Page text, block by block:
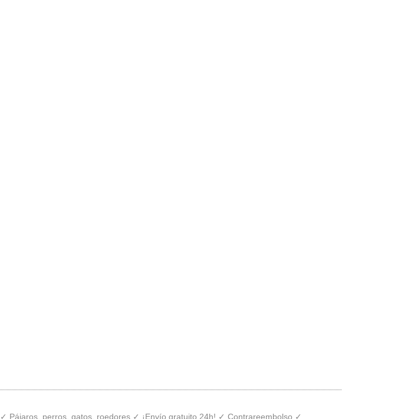
Pájaros, perros, gatos, roedores ✓ ¡Envío gratuito 24h! ✓ Contrareembolso ✓